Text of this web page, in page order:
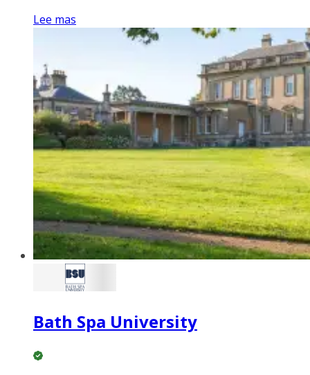
Lee mas
Bath Spa University